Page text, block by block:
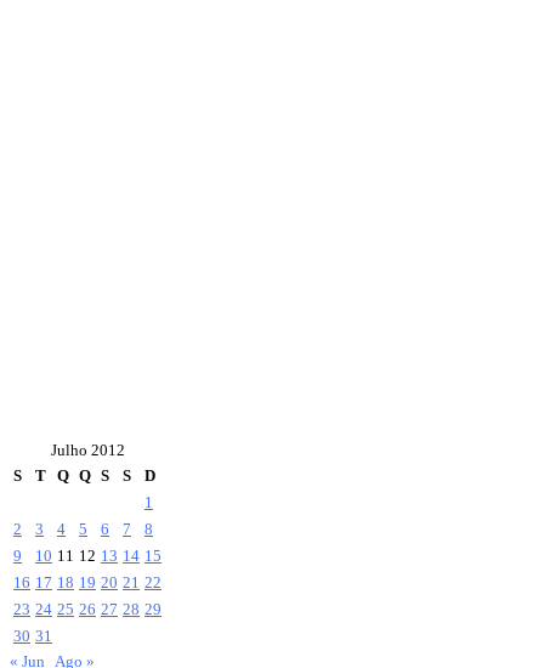
Julho 2012
S
T Q Q S S
D
1
2
3 4 5 6 7
8
9
10 11 12 13 14 15
16 17 18 19 20 21 22
23 24 25 26 27 28 29
30 31
« Jun Ago »